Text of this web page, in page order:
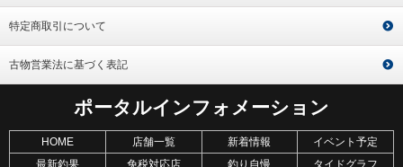
特定商取引について
古物営業法に基づく表記
ポータルインフォメーション
HOME 店舗一覧 新着情報
イベント予定
最新釣果
免税対応店 釣り自慢 タイドグラフ